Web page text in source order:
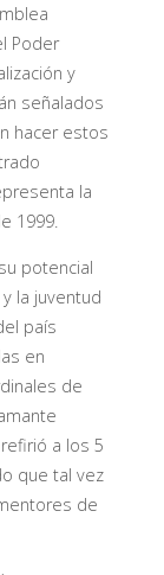
Poder
y
señalados
hacer estos
la
1999.
potencial
la juventud
país
en
de
a los 5
que tal vez
de